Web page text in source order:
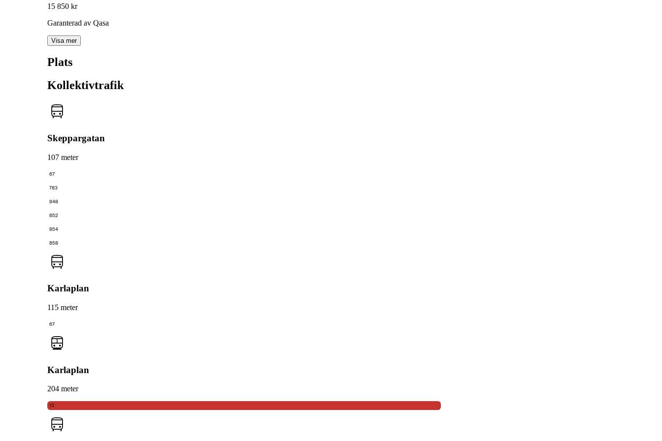
15 850 kr
Garanterad av Qasa
Visa mer
Plats
Kollektivtrafik
Skeppargatan
107 meter
67
783
848
852
854
858
Karlaplan
115 meter
67
Karlaplan
204 meter
13